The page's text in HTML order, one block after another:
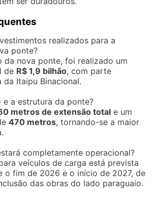
realizados para a
ponte?
da nova ponte, foi realizado um
de R$ 1,9 bilhão, com parte
Itaipu Binacional.
e a estrutura da ponte?
metros de extensão total e um
470 metros, tornando-se a maior
completamente operacional?
veículos de carga está prevista
o fim de 2026 e o início de 2027, de
das obras do lado paraguaio.